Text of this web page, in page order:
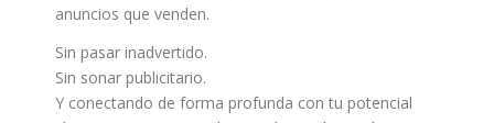
anuncios que venden.
Sin pasar inadvertido.
Sin sonar publicitario.
Y conectando de forma profunda con tu potencial